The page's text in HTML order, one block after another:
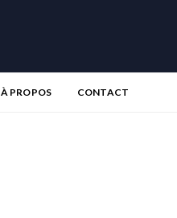
À PROPOS CONTACT